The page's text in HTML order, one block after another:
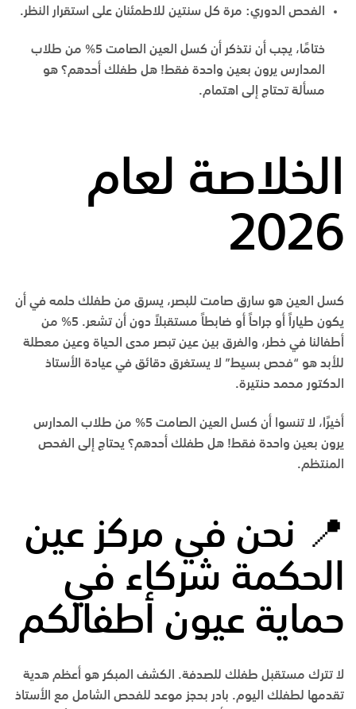
الفحص الدوري: مرة كل سنتين للاطمئنان على استقرار النظر.
ختامًا، يجب أن نتذكر أن كسل العين الصامت 5% من طلاب
المدارس يرون بعين واحدة فقط! هل طفلك أحدهم؟ هو
مسألة تحتاج إلى اهتمام.
الخلاصة لعام
2026
كسل العين هو سارق صامت للبصر، يسرق من طفلك حلمه في أن
يكون طياراً أو جراحاً أو ضابطاً مستقبلاً دون أن تشعر. 5% من
أطفالنا في خطر، والفرق بين عين تبصر مدى الحياة وعين معطلة
للأبد هو “فحص بسيط” لا يستغرق دقائق في عيادة الأستاذ
الدكتور محمد حنتيرة.
أخيرًا، لا تنسوا أن كسل العين الصامت 5% من طلاب المدارس
يرون بعين واحدة فقط! هل طفلك أحدهم؟ يحتاج إلى الفحص
المنتظم.
📍 نحن في مركز عين
الحكمة شركاء في
حماية عيون أطفالكم
لا تترك مستقبل طفلك للصدفة. الكشف المبكر هو أعظم هدية
تقدمها لطفلك اليوم. بادر بحجز موعد للفحص الشامل مع الأستاذ